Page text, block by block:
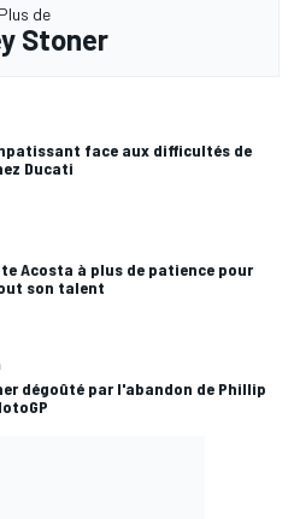
Plus de
Stoner
face aux difficultés de
Ducati
Acosta à plus de patience pour
son talent
dégoûté par l'abandon de Phillip